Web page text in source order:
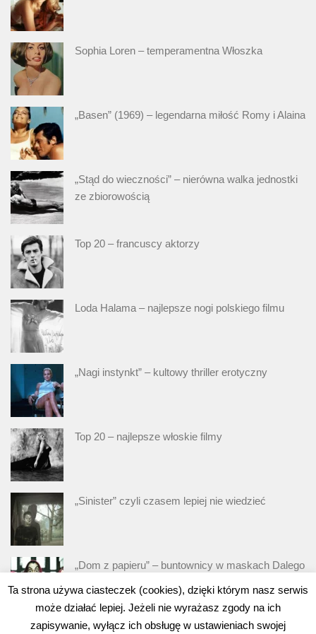
Sophia Loren – temperamentna Włoszka
„Basen” (1969) – legendarna miłość Romy i Alaina
„Stąd do wieczności” – nierówna walka jednostki
ze zbiorowością
Top 20 – francuscy aktorzy
Loda Halama – najlepsze nogi polskiego filmu
„Nagi instynkt” – kultowy thriller erotyczny
Top 20 – najlepsze włoskie filmy
„Sinister” czyli czasem lepiej nie wiedzieć
„Dom z papieru” – buntownicy w maskach Dalego
Ta strona używa ciasteczek (cookies), dzięki którym nasz serwis
może działać lepiej. Jeżeli nie wyrażasz zgody na ich
zapisywanie, wyłącz ich obsługę w ustawieniach swojej